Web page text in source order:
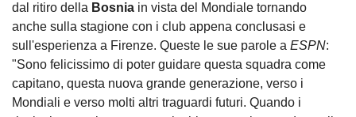
dal ritiro della Bosnia in vista del Mondiale tornando
anche sulla stagione con i club appena conclusasi e
sull'esperienza a Firenze. Queste le sue parole a ESPN:
"Sono felicissimo di poter guidare questa squadra come
capitano, questa nuova grande generazione, verso i
Mondiali e verso molti altri traguardi futuri. Quando i